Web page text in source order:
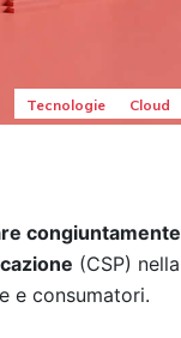
Tecnologie Cloud
congiuntamente
(CSP) nella
e consumatori.